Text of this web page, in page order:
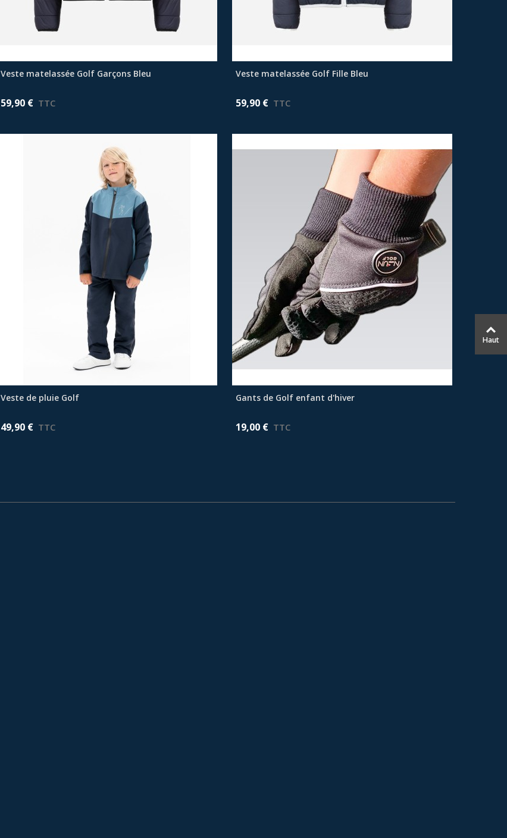
Afficher plus
Veste matelassée Golf Garçons Bleu
59,90 € TTC
Afficher plus
Veste matelassée Golf Fille Bleu
59,90 € TTC
Veste de pluie Golf
49,90 € TTC
Afficher plus
Gants de Golf enfant d'hiver
19,00 € TTC
Haut